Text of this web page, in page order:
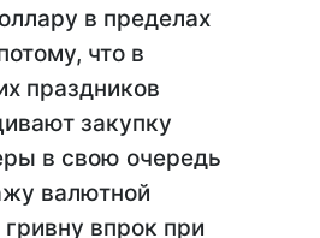
в пределах
что в
праздников
закупку
в свою очередь
валютной
впрок при